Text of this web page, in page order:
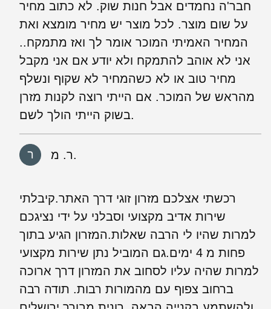
חבר'ה נחמדים אבל חנות שוק. לא כתוב מחיר
על שום מוצר. לכל מוצר יש מחיר מומצא ואת
המחיר האמיתי המוכר אומר לך ואז מתמקח..
אני לא אוהב להתמקח ולא יודע אם אני מקבל
מחיר טוב או לא כשהמחיר לא שקוף ונשלף
מהראש של המוכר. אם הייתי רוצה לקנות מזרן
בשוק הייתי הולך לשם.
ר. מ.
רכשתי אצלכם מזרון זוגי דרך האתר.קיבלתי
שירות אדיב מקצועי וסבלני על ידי נציגכם
למרות שהיו לי הרבה שאלות.המזרון הגיע בתוך
פחות מ 4 ימים.גם המוביל נתן שירות מקצועי
למרות שהיה עליו לסחוב את המזרון דרך ארוכה
ברחוב צפוף עם מהמורות רבות. תודה רבה